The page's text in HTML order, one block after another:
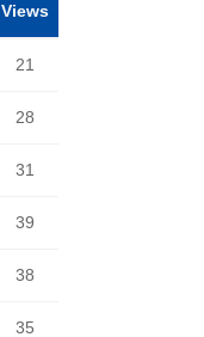
Views
21
28
31
39
38
35